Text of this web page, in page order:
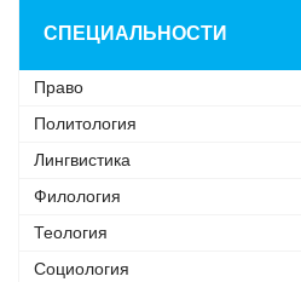
СПЕЦИАЛЬНОСТИ
Право
Политология
Лингвистика
Филология
Теология
Социология